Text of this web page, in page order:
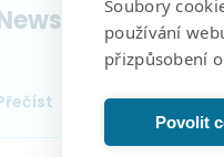
Soubory
používání
přizpůsobení
Povolit